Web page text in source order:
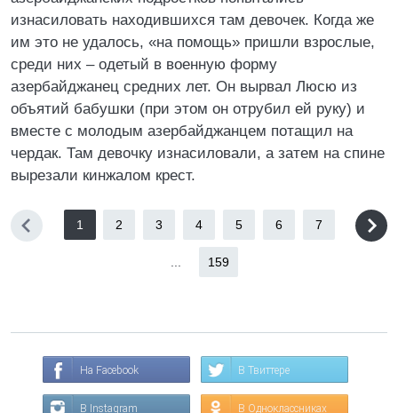
изнасиловать находившихся там девочек. Когда же
им это не удалось, «на помощь» пришли взрослые,
среди них – одетый в военную форму
азербайджанец средних лет. Он вырвал Люсю из
объятий бабушки (при этом он отрубил ей руку) и
вместе с молодым азербайджанцем потащил на
чердак. Там девочку изнасиловали, а затем на спине
вырезали кинжалом крест.
1 2 3 4 5 6 7
159
На Facebook В Твиттере
В Instagram В Одноклассниках